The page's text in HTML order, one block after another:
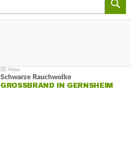
Schwarze Rauchwolke
GROSSBRAND IN GERNSHEIM